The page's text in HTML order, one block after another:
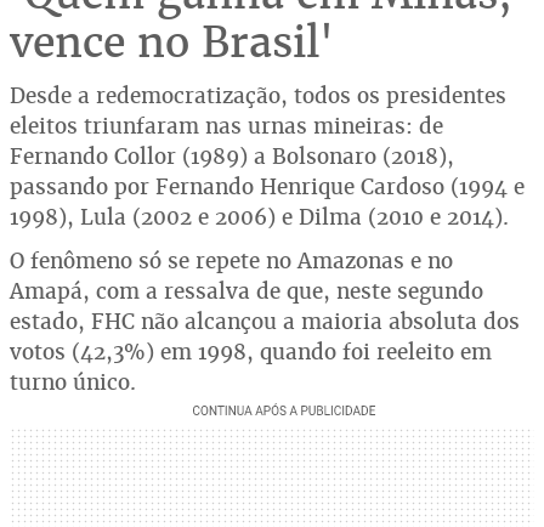
vence no Brasil'
Desde a redemocratização, todos os presidentes
eleitos triunfaram nas urnas mineiras: de
Fernando Collor (1989) a Bolsonaro (2018),
passando por Fernando Henrique Cardoso (1994 e
1998), Lula (2002 e 2006) e Dilma (2010 e 2014).
O fenômeno só se repete no Amazonas e no
Amapá, com a ressalva de que, neste segundo
estado, FHC não alcançou a maioria absoluta dos
votos (42,3%) em 1998, quando foi reeleito em
turno único.